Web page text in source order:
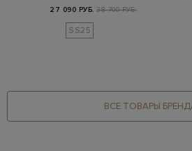
27 090 РУБ. 38 700 РУБ.
SS25
ВСЕ ТОВАРЫ